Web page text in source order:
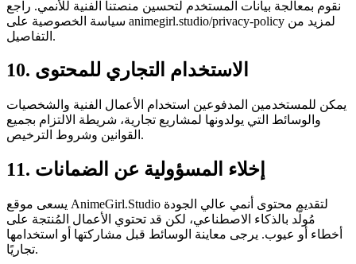
نقوم بمعالجة بيانات المستخدم لتحسين منصتنا الفنية للأنمي. راجع
سياسة الخصوصية على animegirl.studio/privacy-policy لمزيد من
التفاصيل.
10. الاستخدام التجاري للمحتوى
يمكن للمستخدمين المدفوعين استخدام الأعمال الفنية والشخصيات
والوسائط التي يولدونها لمشاريع تجارية، شريطة الالتزام بجميع
القوانين وشروط الترخيص.
11. إخلاء المسؤولية عن الضمانات
يسعى موقع AnimeGirl.Studio لتقديم محتوى أنمي عالي الجودة
مُولّد بالذكاء الاصطناعي، لكن قد تحتوي الأعمال المُنتجة على
أخطاء أو عيوب. يرجى معاينة الوسائط قبل مشاركتها أو استخدامها
تجاريًا.